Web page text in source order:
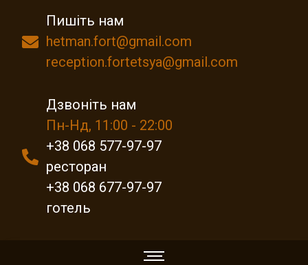
Пишіть нам
hetman.fort@gmail.com
reception.fortetsya@gmail.com
Дзвоніть нам
Пн-Нд, 11:00 - 22:00
+38 068 577-97-97
ресторан
+38 068 677-97-97
готель